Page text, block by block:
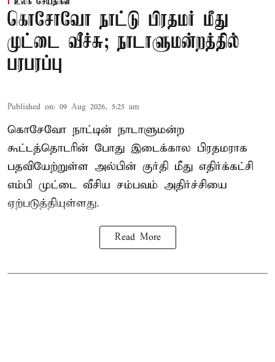
கொசோவோ நாட்டு பிரதமர் மீது
முட்டை வீச்சு; நாடாளுமன்றத்தில்
பரபரப்பு
Published on: 09 Aug 2026, 5:25 am
கொசேவோ நாட்டின் நாடாளுமன்ற
கூட்டத்தொடரின் போது இடைக்கால பிரதமராக
பதவியேற்றுள்ள அல்பின் குர்தி மீது எதிர்க்கட்சி
எம்பி முட்டை வீசிய சம்பவம் அதிர்ச்சியை
ஏற்படுத்தியுள்ளது.
Read More